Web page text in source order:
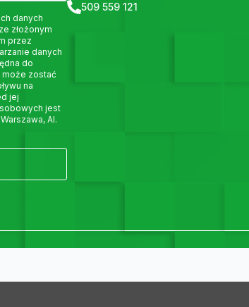
danych
złożonym
przez
danych
do
zostać
na
jej
jest
Al.
509 559 121